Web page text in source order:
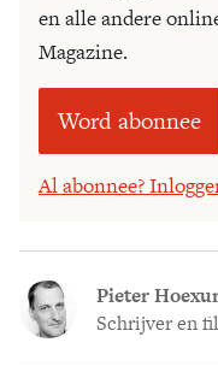
en alle andere
Magazine.
Word abonnee
Al abonnee?
Pieter
Schrijver en